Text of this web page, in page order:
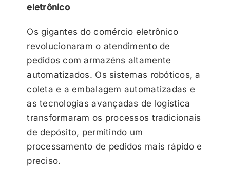
eletrônico
Os gigantes do comércio eletrônico
revolucionaram o atendimento de
pedidos com armazéns altamente
automatizados. Os sistemas robóticos, a
coleta e a embalagem automatizadas e
as tecnologias avançadas de logística
transformaram os processos tradicionais
de depósito, permitindo um
processamento de pedidos mais rápido e
preciso.